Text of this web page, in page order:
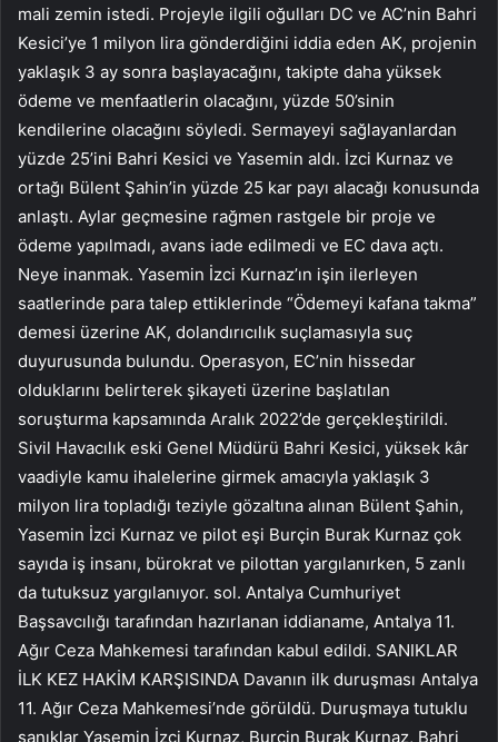
mali zemin istedi. Projeyle ilgili oğulları DC ve AC’nin Bahri
Kesici’ye 1 milyon lira gönderdiğini iddia eden AK, projenin
yaklaşık 3 ay sonra başlayacağını, takipte daha yüksek
ödeme ve menfaatlerin olacağını, yüzde 50’sinin
kendilerine olacağını söyledi. Sermayeyi sağlayanlardan
yüzde 25’ini Bahri Kesici ve Yasemin aldı. İzci Kurnaz ve
ortağı Bülent Şahin’in yüzde 25 kar payı alacağı konusunda
anlaştı. Aylar geçmesine rağmen rastgele bir proje ve
ödeme yapılmadı, avans iade edilmedi ve EC dava açtı.
Neye inanmak. Yasemin İzci Kurnaz’ın işin ilerleyen
saatlerinde para talep ettiklerinde “Ödemeyi kafana takma”
demesi üzerine AK, dolandırıcılık suçlamasıyla suç
duyurusunda bulundu. Operasyon, EC’nin hissedar
olduklarını belirterek şikayeti üzerine başlatılan
soruşturma kapsamında Aralık 2022’de gerçekleştirildi.
Sivil Havacılık eski Genel Müdürü Bahri Kesici, yüksek kâr
vaadiyle kamu ihalelerine girmek amacıyla yaklaşık 3
milyon lira topladığı teziyle gözaltına alınan Bülent Şahin,
Yasemin İzci Kurnaz ve pilot eşi Burçin Burak Kurnaz çok
sayıda iş insanı, bürokrat ve pilottan yargılanırken, 5 zanlı
da tutuksuz yargılanıyor. sol. Antalya Cumhuriyet
Başsavcılığı tarafından hazırlanan iddianame, Antalya 11.
Ağır Ceza Mahkemesi tarafından kabul edildi. SANIKLAR
İLK KEZ HAKİM KARŞISINDA Davanın ilk duruşması Antalya
11. Ağır Ceza Mahkemesi’nde görüldü. Duruşmaya tutuklu
sanıklar Yasemin İzci Kurnaz, Burçin Burak Kurnaz, Bahri